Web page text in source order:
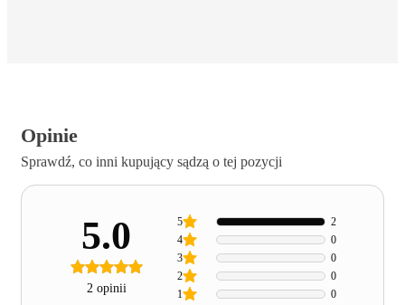
Opinie
Sprawdź, co inni kupujący sądzą o tej pozycji
5.0
2 opinii 1 0
2 0
3 0
4 0
5 2